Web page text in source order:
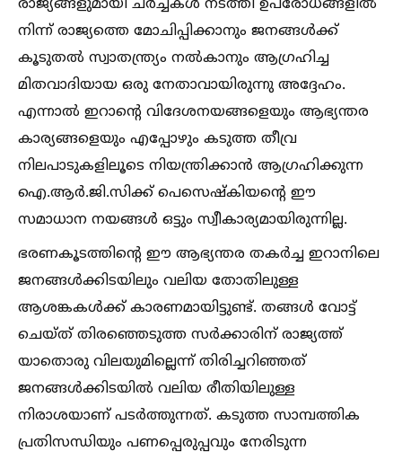
രാജ്യങ്ങളുമായി ചര്‍ച്ചകള്‍ നടത്തി ഉപരോധങ്ങളില്‍
നിന്ന് രാജ്യത്തെ മോചിപ്പിക്കാനും ജനങ്ങള്‍ക്ക്
കൂടുതല്‍ സ്വാതന്ത്ര്യം നല്‍കാനും ആഗ്രഹിച്ച
മിതവാദിയായ ഒരു നേതാവായിരുന്നു അദ്ദേഹം.
എന്നാല്‍ ഇറാന്റെ വിദേശനയങ്ങളെയും ആഭ്യന്തര
കാര്യങ്ങളെയും എപ്പോഴും കടുത്ത തീവ്ര
നിലപാടുകളിലൂടെ നിയന്ത്രിക്കാന്‍ ആഗ്രഹിക്കുന്ന
ഐ.ആര്‍.ജി.സിക്ക് പെസെഷ്‌കിയന്റെ ഈ
സമാധാന നയങ്ങള്‍ ഒട്ടും സ്വീകാര്യമായിരുന്നില്ല.
ഭരണകൂടത്തിന്റെ ഈ ആഭ്യന്തര തകര്‍ച്ച ഇറാനിലെ
ജനങ്ങള്‍ക്കിടയിലും വലിയ തോതിലുള്ള
ആശങ്കകള്‍ക്ക് കാരണമായിട്ടുണ്ട്. തങ്ങള്‍ വോട്ട്
ചെയ്ത് തിരഞ്ഞെടുത്ത സര്‍ക്കാരിന് രാജ്യത്ത്
യാതൊരു വിലയുമില്ലെന്ന് തിരിച്ചറിഞ്ഞത്
ജനങ്ങള്‍ക്കിടയില്‍ വലിയ രീതിയിലുള്ള
നിരാശയാണ് പടര്‍ത്തുന്നത്. കടുത്ത സാമ്പത്തിക
പ്രതിസന്ധിയും പണപ്പെരുപ്പവും നേരിടുന്ന